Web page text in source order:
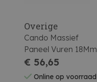
Overige
Cando Massief
Paneel Vuren 18Mm
250X60Cm
€ 56,65
Online op voorraad